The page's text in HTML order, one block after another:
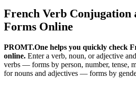
French Verb Conjugation
Forms Online
PROMT.One helps you quickly check
online. Enter a verb, noun, or adjective
verbs — forms by person, number, tense,
for nouns and adjectives — forms by